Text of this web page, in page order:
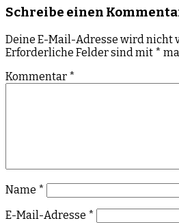
Schreibe einen
Deine E-Mail-Adresse wird nicht
Erforderliche Felder sind mit *
Kommentar *
Name *
E-Mail-Adresse *